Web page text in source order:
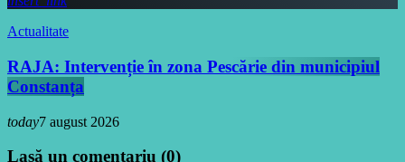
Actualitate
RAJA: Intervenție în zona Pescărie din municipiul
Constanța
today7 august 2026
Lasă un comentariu (0)